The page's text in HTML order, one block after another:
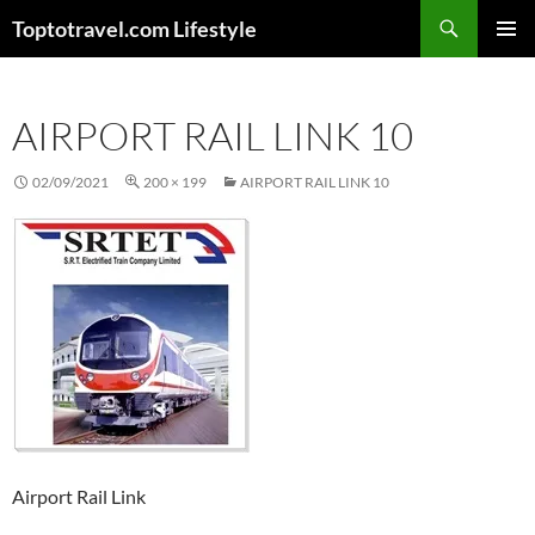
Toptotravel.com Lifestyle
AIRPORT RAIL LINK 10
02/09/2021 200 × 199 AIRPORT RAIL LINK 10
Airport Rail Link